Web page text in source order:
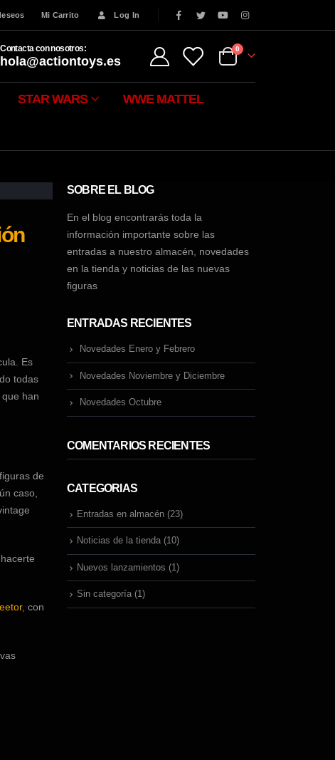
Mi Carrito Log In
Contacta con nosotros:
hola@actiontoys.es
0
STAR WARS WWE MATTEL
Es
todas
han
de
caso,
, con
SOBRE EL BLOG
En el blog encontrarás toda la
información importante sobre las
entradas a nuestro almacén, novedades
en la tienda y noticias de las nuevas
figuras
ENTRADAS RECIENTES
Novedades Enero y Febrero
Novedades Noviembre y Diciembre
Novedades Octubre
COMENTARIOS RECIENTES
CATEGORIAS
Entradas en almacén (23)
Noticias de la tienda (10)
Nuevos lanzamientos (1)
Sin categoría (1)